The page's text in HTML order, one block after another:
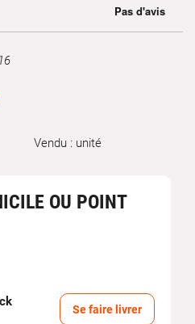
Vendu : unité
OU POINT
Se faire livrer